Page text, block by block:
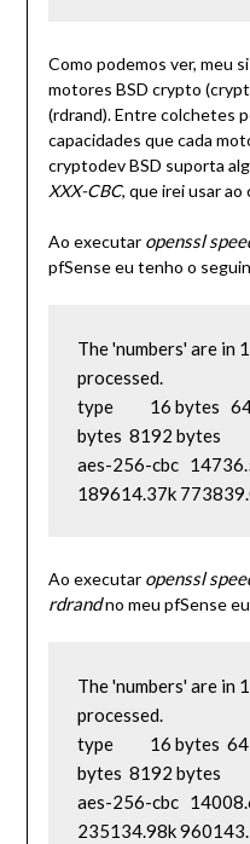
Como podemos ver, meu
motores BSD crypto
(rdrand). Entre colchetes
capacidades que cada
cryptodev BSD suporta
XXX-CBC, que irei usar
Ao executar openssl
pfSense eu tenho o
The 'numbers' are in
processed.
type          16 bytes
bytes  8192 bytes
aes-256-cbc
189614.37k
Ao executar openssl
rdrandno meu pfSense
The 'numbers' are in
processed.
type          16 bytes
bytes  8192 bytes
aes-256-cbc
235134.98k